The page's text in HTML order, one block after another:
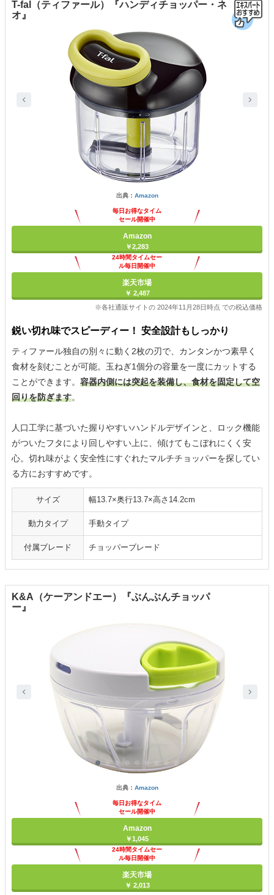
T-fal（ティファール）『ハンディチョッパー・ネ
オ』
出典： Amazon
毎日お得なタイム
セール開催中
Amazon
￥2,283
24時間タイムセー
ル毎日開催中
楽天市場
￥ 2,487
※各社通販サイトの 2024年11月28日時点 での税込価格
鋭い切れ味でスピーディー！ 安全設計もしっかり
ティファール独自の別々に動く2枚の刃で、カンタンかつ素早く
食材を刻むことが可能。玉ねぎ1個分の容量を一度にカットする
ことができます。 容器内側には突起を装備し、食材を固定して空
回りを防ぎます。
人口工学に基づいた握りやすいハンドルデザインと、ロック機能
がついたフタにより回しやすい上に、傾けてもこぼれにくく安
心。切れ味がよく安全性にすぐれたマルチチョッパーを探してい
る方におすすめです。
サイズ 幅13.7×奥行13.7×高さ14.2cm
動力タイプ 手動タイプ
付属ブレード チョッパーブレード
K&A（ケーアンドエー）『ぶんぶんチョッパ
ー』
出典： Amazon
毎日お得なタイム
セール開催中
Amazon
￥1,045
24時間タイムセー
ル毎日開催中
楽天市場
￥ 2,013